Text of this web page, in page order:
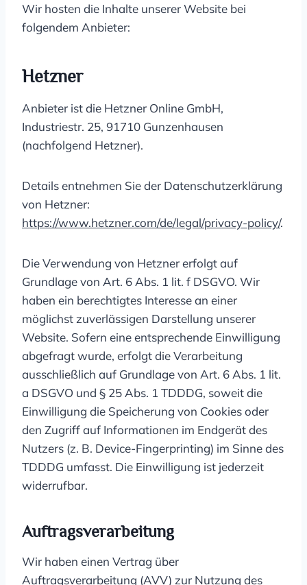
Wir hosten die Inhalte unserer Website bei
folgendem Anbieter:
Hetzner
Anbieter ist die Hetzner Online GmbH,
Industriestr. 25, 91710 Gunzenhausen
(nachfolgend Hetzner).
Details entnehmen Sie der Datenschutzerklärung
von Hetzner:
https://www.hetzner.com/de/legal/privacy-policy/.
Die Verwendung von Hetzner erfolgt auf
Grundlage von Art. 6 Abs. 1 lit. f DSGVO. Wir
haben ein berechtigtes Interesse an einer
möglichst zuverlässigen Darstellung unserer
Website. Sofern eine entsprechende Einwilligung
abgefragt wurde, erfolgt die Verarbeitung
ausschließlich auf Grundlage von Art. 6 Abs. 1 lit.
a DSGVO und § 25 Abs. 1 TDDDG, soweit die
Einwilligung die Speicherung von Cookies oder
den Zugriff auf Informationen im Endgerät des
Nutzers (z. B. Device-Fingerprinting) im Sinne des
TDDDG umfasst. Die Einwilligung ist jederzeit
widerrufbar.
Auftragsverarbeitung
Wir haben einen Vertrag über
Auftragsverarbeitung (AVV) zur Nutzung des